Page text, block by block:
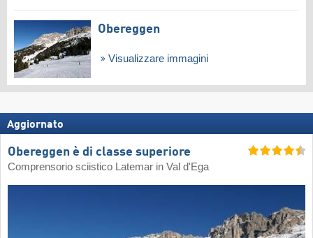
Obereggen
Visualizzare immagini
Aggiornato
Obereggen è di classe superiore
Comprensorio sciistico Latemar in Val d'Ega